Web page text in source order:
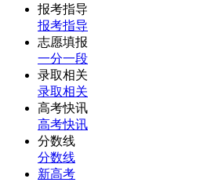
报考指导
报考指导
志愿填报
一分一段
录取相关
录取相关
高考快讯
高考快讯
分数线
分数线
新高考